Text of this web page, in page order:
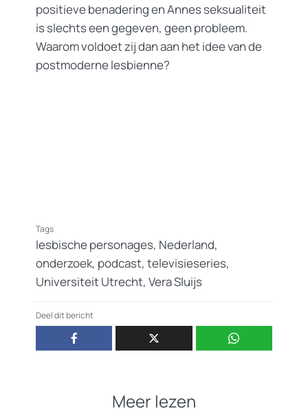
positieve benadering en Annes seksualiteit
is slechts een gegeven, geen probleem.
Waarom voldoet zij dan aan het idee van de
postmoderne lesbienne?
Tags
lesbische personages, Nederland,
onderzoek, podcast, televisieseries,
Universiteit Utrecht, Vera Sluijs
Deel dit bericht
Meer lezen